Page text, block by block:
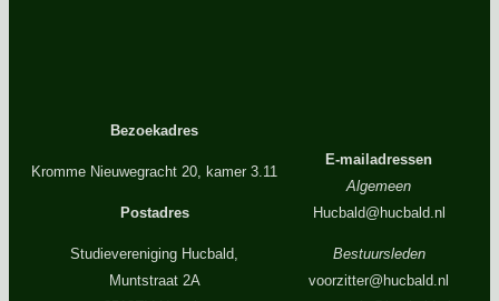
Bezoekadres
Kromme Nieuwegracht 20, kamer 3.11
Postadres
Studievereniging Hucbald,
Muntstraat 2A
E-mailadressen
Algemeen
Hucbald@hucbald.nl
Bestuursleden
voorzitter@hucbald.nl